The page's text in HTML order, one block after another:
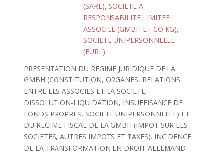
(SARL), SOCIETE A
RESPONSABILITE LIMITEE
ASSOCIEE (GMBH ET CO KG),
SOCIETE UNIPERSONNELLE
(EURL)
PRESENTATION DU REGIME JURIDIQUE DE LA
GMBH (CONSTITUTION, ORGANES, RELATIONS
ENTRE LES ASSOCIES ET LA SOCIETE,
DISSOLUTION-LIQUIDATION, INSUFFISANCE DE
FONDS PROPRES, SOCIETE UNIPERSONNELLE) ET
DU REGIME FISCAL DE LA GMBH (IMPOT SUR LES
SOCIETES, AUTRES IMPOTS ET TAXES). INCIDENCE
DE LA TRANSFORMATION EN DROIT ALLEMAND